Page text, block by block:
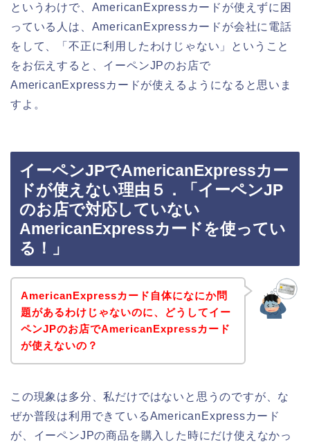
というわけで、AmericanExpressカードが使えずに困
っている人は、AmericanExpressカードが会社に電話
をして、「不正に利用したわけじゃない」ということ
をお伝えすると、イーペンJPのお店で
AmericanExpressカードが使えるようになると思いま
すよ。
イーペンJPでAmericanExpressカー
ドが使えない理由５．「イーペンJP
のお店で対応していない
AmericanExpressカードを使ってい
る！」
AmericanExpressカード自体になにか問
題があるわけじゃないのに、どうしてイー
ペンJPのお店でAmericanExpressカード
が使えないの？
この現象は多分、私だけではないと思うのですが、な
ぜか普段は利用できているAmericanExpressカード
が、イーペンJPの商品を購入した時にだけ使えなかっ